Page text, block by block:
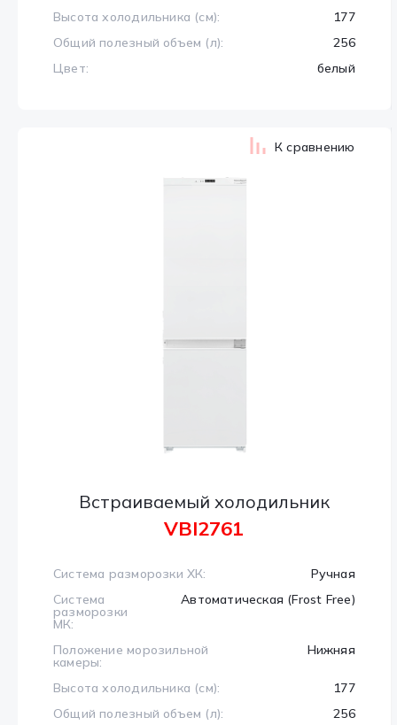
Высота холодильника (см):
177
Общий полезный объем (л):
256
Цвет:
белый
Встраиваемый холодильник
VBI2761
Система разморозки ХК:
Ручная
Система
разморозки
МК:
Автоматическая (Frost Free)
Положение морозильной
камеры:
Нижняя
Высота холодильника (см):
177
Общий полезный объем (л):
256
К сравнению